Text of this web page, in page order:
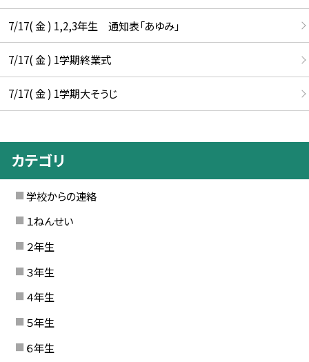
7/17( 金 ) 1,2,3年生 通知表「あゆみ」
7/17( 金 ) 1学期終業式
7/17( 金 ) 1学期大そうじ
カテゴリ
学校からの連絡
１ねんせい
２年生
３年生
４年生
５年生
６年生